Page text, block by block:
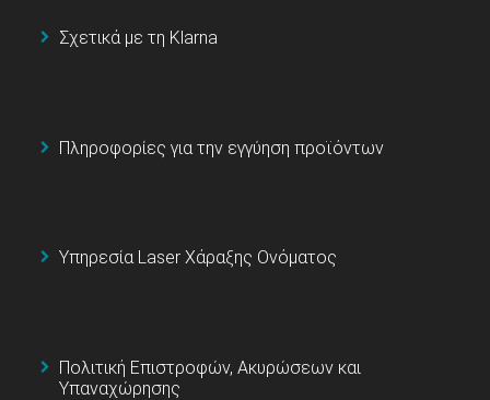
Σχετικά με τη Klarna
Πληροφορίες για την εγγύηση προϊόντων
Υπηρεσία Laser Χάραξης Ονόματος
Πολιτική Επιστροφών, Ακυρώσεων και
Υπαναχώρησης